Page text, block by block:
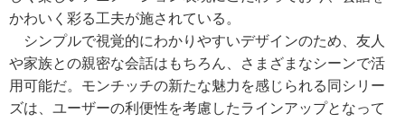
かわいく彩る工夫が施されている。
シンプルで視覚的にわかりやすいデザインのため、友人
や家族との親密な会話はもちろん、さまざまなシーンで活
用可能だ。モンチッチの新たな魅力を感じられる同シリー
ズは、ユーザーの利便性を考慮したラインアップとなって